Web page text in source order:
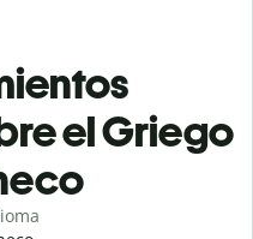
el Griego